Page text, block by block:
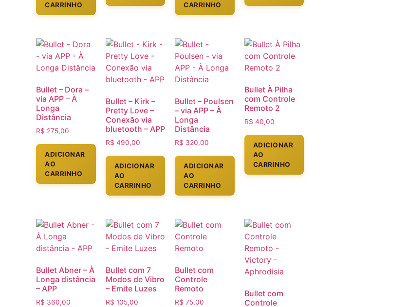
CARRINHO
CARRINHO
Bullet – Dora –
via APP – À
Longa
Distância
R$ 275,00
ADICIONAR
AO
CARRINHO
Bullet – Kirk –
Pretty Love –
Conexão via
bluetooth – APP
R$ 490,00
ADICIONAR
AO
CARRINHO
Bullet – Poulsen
– via APP – À
Longa
Distância
R$ 320,00
ADICIONAR
AO
CARRINHO
Bullet À Pilha
com Controle
Remoto 2
R$ 40,00
ADICIONAR
AO
CARRINHO
Bullet Abner – À
Longa distância
– APP
R$ 360,00
Bullet com 7
Modos de Vibro
– Emite Luzes
R$ 105,00
Bullet com
Controle
Remoto
R$ 75,00
Bullet com
Controle